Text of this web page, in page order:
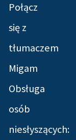
Połącz
się z
tłumaczem
Migam
Obsługa
osób
niesłyszących: